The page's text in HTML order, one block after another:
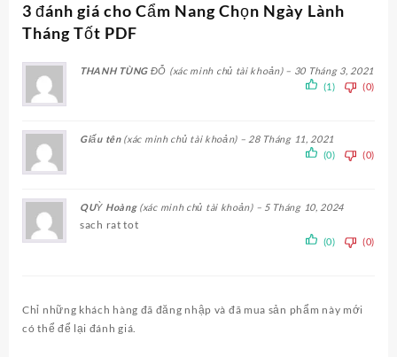
3 đánh giá cho Cẩm Nang Chọn Ngày Lành
Tháng Tốt PDF
THANH TÙNG ĐỖ (xác minh chủ tài khoản) – 30 Tháng 3, 2021
(1)
(0)
Giấu tên (xác minh chủ tài khoản) – 28 Tháng 11, 2021
(0)
(0)
QUỲ Hoàng (xác minh chủ tài khoản) – 5 Tháng 10, 2024
sach rat tot
(0) (0)
Chỉ những khách hàng đã đăng nhập và đã mua sản phẩm này mới
có thể để lại đánh giá.